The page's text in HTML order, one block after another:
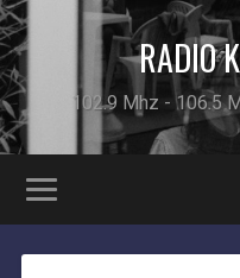
RADIO
102.9 Mhz - 106.5